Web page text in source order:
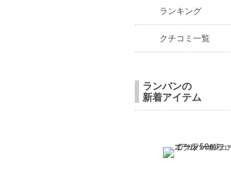
ランキング
クチコミ一覧
ランバンの
新着アイテム